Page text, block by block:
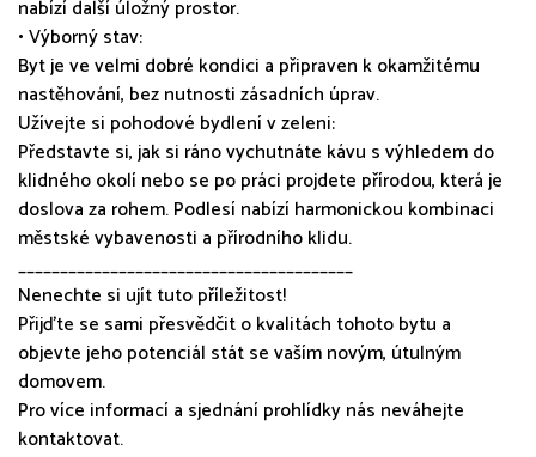
nabízí další úložný prostor.
• Výborný stav:
Byt je ve velmi dobré kondici a připraven k okamžitému
nastěhování, bez nutnosti zásadních úprav.
Užívejte si pohodové bydlení v zeleni:
Představte si, jak si ráno vychutnáte kávu s výhledem do
klidného okolí nebo se po práci projdete přírodou, která je
doslova za rohem. Podlesí nabízí harmonickou kombinaci
městské vybavenosti a přírodního klidu.
________________________________________
Nenechte si ujít tuto příležitost!
Přijďte se sami přesvědčit o kvalitách tohoto bytu a
objevte jeho potenciál stát se vaším novým, útulným
domovem.
Pro více informací a sjednání prohlídky nás neváhejte
kontaktovat.